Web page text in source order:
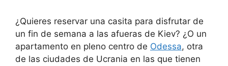
¿Quieres reservar una casita para disfrutar de
un fin de semana a las afueras de Kiev? ¿O un
apartamento en pleno centro de Odessa, otra
de las ciudades de Ucrania en las que tienen